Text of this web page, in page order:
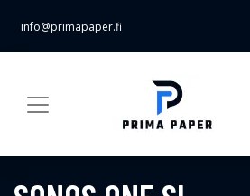
info@primapaper.fi